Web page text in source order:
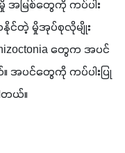
မှို အမြစ်တွေကို ကပ်ပါး
နိုင်တဲ့ မှိုအုပ်စုလိုမျိုး
တွေက အပင်
အပင်တွေကို ကပ်ပါးပြု
တယ်။